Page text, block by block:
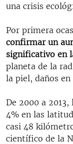
una crisis
Por primera
confirmar un
significativo en
planeta de la
la piel, daños
De 2000 a
4% en las
casi 48
científico de la